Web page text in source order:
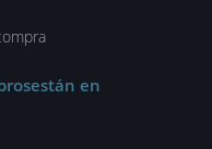
están en